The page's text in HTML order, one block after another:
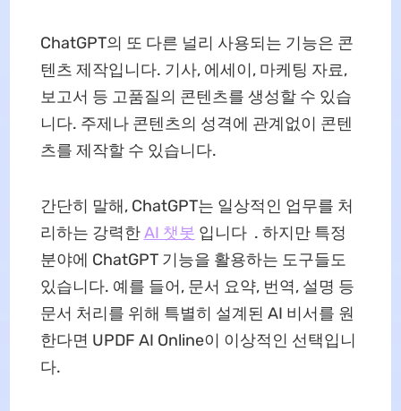
ChatGPT의 또 다른 널리 사용되는 기능은 콘
텐츠 제작입니다. 기사, 에세이, 마케팅 자료,
보고서 등 고품질의 콘텐츠를 생성할 수 있습
니다. 주제나 콘텐츠의 성격에 관계없이 콘텐
츠를 제작할 수 있습니다.
간단히 말해, ChatGPT는 일상적인 업무를 처
리하는 강력한AI 챗봇 입니다 . 하지만 특정
분야에 ChatGPT 기능을 활용하는 도구들도
있습니다. 예를 들어, 문서 요약, 번역, 설명 등
문서 처리를 위해 특별히 설계된 AI 비서를 원
한다면 UPDF AI Online이 이상적인 선택입니
다.